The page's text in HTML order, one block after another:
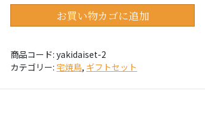
お買い物カゴに追加
商品コード:yakidaiset-2
カテゴリー:宅焼鳥, ギフトセット